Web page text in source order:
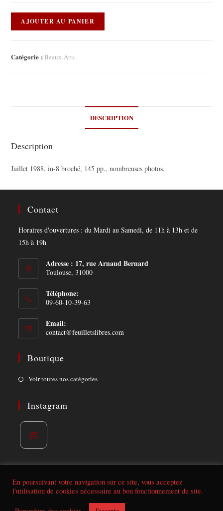
AJOUTER AU PANIER
Catégorie : Beaux-Arts
DESCRIPTION
Description
Juillet 1988, in-8 broché, 145 pp., nombreuses photos.
Contact
Horaires d'ouvertures : du Mardi au Samedi, de 11h à 13h et de
15h à 19h
Adresse : 17, rue Arnaud Bernard
Toulouse, 31000
Téléphone:
09-60-10-39-63
Email:
contact@feuilletslibres.com
Boutique
Voir toutes nos catégoriesOpens
Instagram
in
a
new
Conditions de vente | mentions légales
En poursuivant votre navigation sur ce site, vous acceptez
l'utilisation de cookies nécessaire au bon fonctionnement du site.